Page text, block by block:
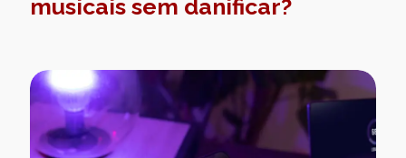
musicais sem danificar?